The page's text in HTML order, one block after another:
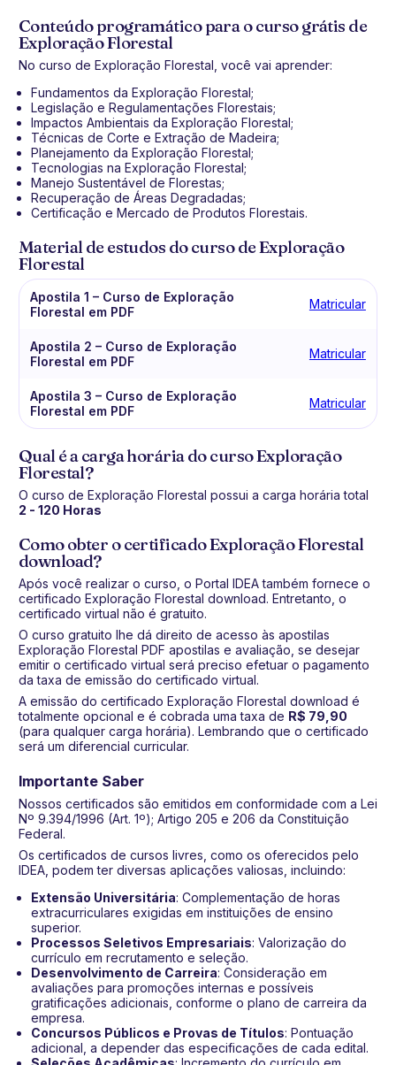
Conteúdo programático para o curso grátis de
Exploração Florestal
No curso de Exploração Florestal, você vai aprender:
Fundamentos da Exploração Florestal;
Legislação e Regulamentações Florestais;
Impactos Ambientais da Exploração Florestal;
Técnicas de Corte e Extração de Madeira;
Planejamento da Exploração Florestal;
Tecnologias na Exploração Florestal;
Manejo Sustentável de Florestas;
Recuperação de Áreas Degradadas;
Certificação e Mercado de Produtos Florestais.
Material de estudos do curso de Exploração
Florestal
Apostila 1 – Curso de Exploração
Florestal em PDF
Matricular
Apostila 2 – Curso de Exploração
Florestal em PDF
Matricular
Apostila 3 – Curso de Exploração
Florestal em PDF
Matricular
Qual é a carga horária do curso Exploração
Florestal?
O curso de Exploração Florestal possui a carga horária total
2 - 120 Horas
Como obter o certificado Exploração Florestal
download?
Após você realizar o curso, o Portal IDEA também fornece o
certificado Exploração Florestal download. Entretanto, o
certificado virtual não é gratuito.
O curso gratuito lhe dá direito de acesso às apostilas
Exploração Florestal PDF apostilas e avaliação, se desejar
emitir o certificado virtual será preciso efetuar o pagamento
da taxa de emissão do certificado virtual.
A emissão do certificado Exploração Florestal download é
totalmente opcional e é cobrada uma taxa de R$ 79,90
(para qualquer carga horária). Lembrando que o certificado
será um diferencial curricular.
Importante Saber
Nossos certificados são emitidos em conformidade com a Lei
Nº 9.394/1996 (Art. 1º); Artigo 205 e 206 da Constituição
Federal.
Os certificados de cursos livres, como os oferecidos pelo
IDEA, podem ter diversas aplicações valiosas, incluindo:
Extensão Universitária: Complementação de horas
extracurriculares exigidas em instituições de ensino
superior.
Processos Seletivos Empresariais: Valorização do
currículo em recrutamento e seleção.
Desenvolvimento de Carreira: Consideração em
avaliações para promoções internas e possíveis
gratificações adicionais, conforme o plano de carreira da
empresa.
Concursos Públicos e Provas de Títulos: Pontuação
adicional, a depender das especificações de cada edital.